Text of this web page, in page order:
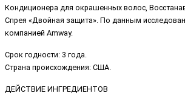
Кондиционера для окрашенных волос,
Спрея «Двойная защита». По данным
компанией Amway.
Срок годности: 3 года.
Страна происхождения: США.
ДЕЙСТВИЕ ИНГРЕДИЕНТОВ